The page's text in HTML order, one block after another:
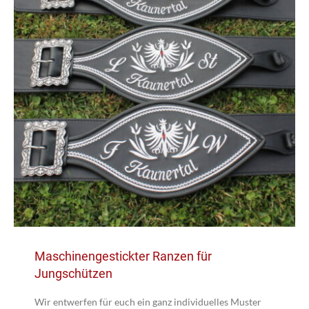
Maschinengestickter Ranzen für
Jungschützen
Wir entwerfen für euch ein ganz individuelles Muster